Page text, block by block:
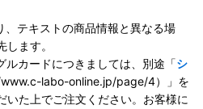
テキストの商品情報と異なる場
ます。
カードにつきましては、別途「シ
www.c-labo-online.jp/page/4）」を
いた上でご注文ください。お客様に